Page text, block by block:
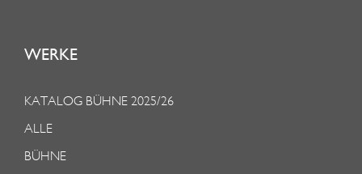
WERKE
KATALOG BÜHNE 2025/26
ALLE
BÜHNE